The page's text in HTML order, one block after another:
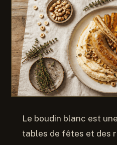
Le boudin blanc est
tables de fêtes et des